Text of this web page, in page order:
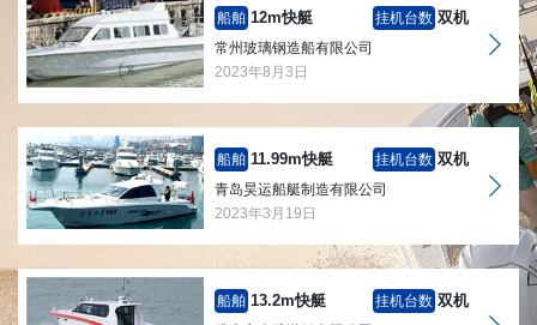
船舶 12m快艇 挂机台数 双机
常州玻璃钢造船有限公司
2023年8月3日
船舶 11.99m快艇 挂机台数 双机
青岛昊运船艇制造有限公司
2023年3月19日
船舶 13.2m快艇 挂机台数 双机